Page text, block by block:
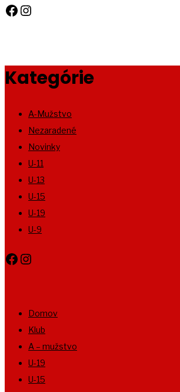
Facebook
Instagram
Kategórie
A-Mužstvo
Nezaradené
Novinky
U-11
U-13
U-15
U-19
U-9
Facebook
Instagram
Domov
Klub
A – mužstvo
U-19
U-15